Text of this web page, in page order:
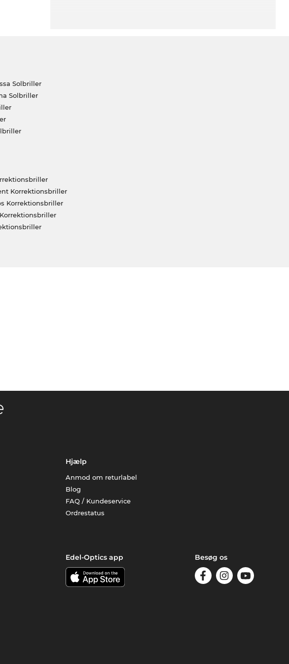
Solbriller
Solbriller
Korrektionsbriller
Korrektionsbriller
Hjælp
Anmod om returlabel
Blog
FAQ / Kundeservice
Ordrestatus
Edel-Optics app Besøg os